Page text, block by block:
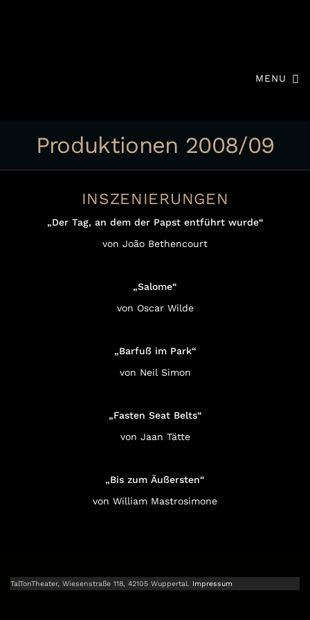
MENU
Produktionen 2008/09
INSZENIERUNGEN
„Der Tag, an dem der Papst entführt wurde“
von João Bethencourt
„Salome“
von Oscar Wilde
„Barfuß im Park“
von Neil Simon
„Fasten Seat Belts“
von Jaan Tätte
„Bis zum Äußersten“
von William Mastrosimone
TalTonTheater, Wiesenstraße 118, 42105 Wuppertal. Impressum